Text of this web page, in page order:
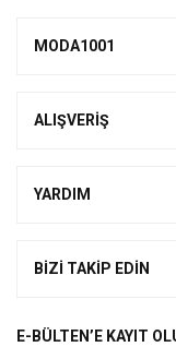
MODA1001
ALIŞVERİŞ
YARDIM
BİZİ TAKİP EDİN
E-BÜLTEN’E KAYIT